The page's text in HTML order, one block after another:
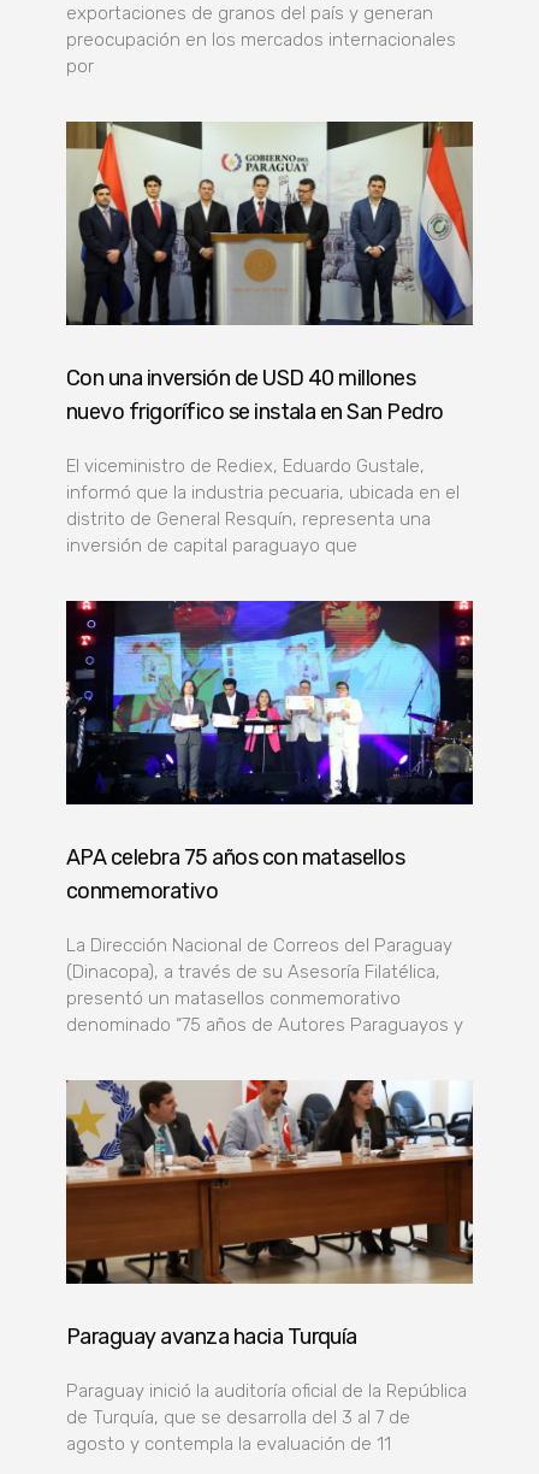
exportaciones de granos del país y generan
preocupación en los mercados internacionales
por
Con una inversión de USD 40 millones
nuevo frigorífico se instala en San Pedro
El viceministro de Rediex, Eduardo Gustale,
informó que la industria pecuaria, ubicada en el
distrito de General Resquín, representa una
inversión de capital paraguayo que
APA celebra 75 años con matasellos
conmemorativo
La Dirección Nacional de Correos del Paraguay
(Dinacopa), a través de su Asesoría Filatélica,
presentó un matasellos conmemorativo
denominado “75 años de Autores Paraguayos y
Paraguay avanza hacia Turquía
Paraguay inició la auditoría oficial de la República
de Turquía, que se desarrolla del 3 al 7 de
agosto y contempla la evaluación de 11